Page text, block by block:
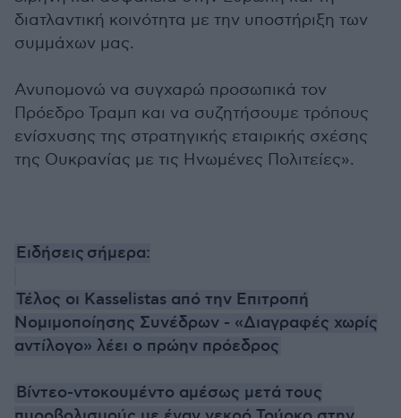
διατλαντική κοινότητα με την υποστήριξη των
συμμάχων μας.
Ανυπομονώ να συγχαρώ προσωπικά τον
Πρόεδρο Τραμπ και να συζητήσουμε τρόπους
ενίσχυσης της στρατηγικής εταιρικής σχέσης
της Ουκρανίας με τις Ηνωμένες Πολιτείες».
Ειδήσεις σήμερα:
Τέλος οι Kasselistas από την Επιτροπή
Νομιμοποίησης Συνέδρων - «Διαγραφές χωρίς
αντίλογο» λέει ο πρώην πρόεδρος
Βίντεο-ντοκουμέντο αμέσως μετά τους